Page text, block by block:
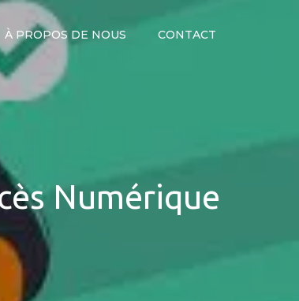
À PROPOS DE NOUS CONTACT
Numérique